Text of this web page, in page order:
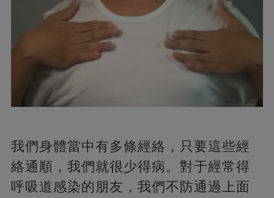
我們身體當中有多條經絡，只要這些經
絡通順，我們就很少得病。對于經常得
呼吸道感染的朋友，我們不防通過上面